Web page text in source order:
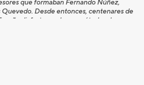
que formaban Fernando Núñez,
Quevedo. Desde entonces, centenares de
disfrutaron de sus métodos de